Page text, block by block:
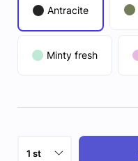
Antracite
Minty fresh